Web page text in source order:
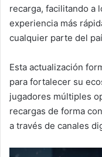
recarga, facilitando a
experiencia más
cualquier parte del
Esta actualización
para fortalecer su
jugadores múltiples
recargas de forma
a través de canales